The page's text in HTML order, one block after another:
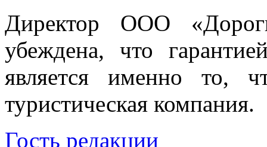
Директор ООО
убеждена, что
является именно то,
туристическая компания.
Гость редакции